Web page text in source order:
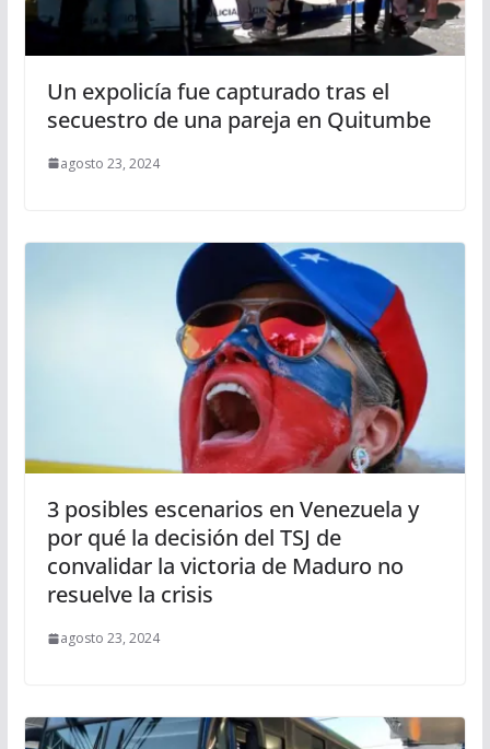
Un expolicía fue capturado tras el
secuestro de una pareja en Quitumbe
agosto 23, 2024
3 posibles escenarios en Venezuela y
por qué la decisión del TSJ de
convalidar la victoria de Maduro no
resuelve la crisis
agosto 23, 2024